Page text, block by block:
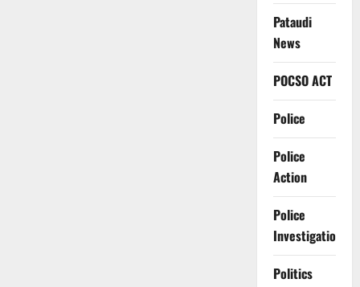
Pataudi
News
POCSO ACT
Police
Police
Action
Police
Investigation
Politics